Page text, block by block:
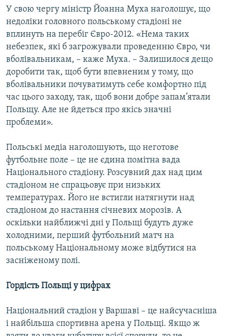
У свою чергу міністр Йоанна Муха наголошує, що
недоліки головного польському стадіоні не
вплинуть на перебіг Євро-2012. «Нема таких
небезпек, які б загрожували проведенню Євро, чи
вболівальникам, – каже Муха. – Залишилося дещо
доробити так, щоб бути впевненим у тому, що
вболівальники почуватимуть себе комфортно під
час цього заходу, так, щоб вони добре запам’ятали
Польщу. Але не йдеться про якісь значні
проблеми».
Польські медіа наголошують, що неготове
футбольне поле – це не єдина помітна вада
Національного стадіону. Розсувний дах над цим
стадіоном не спрацьовує при низьких
температурах. Його не встигли натягнути над
стадіоном до настання січневих морозів. А
оскільки найближчі дні у Польщі будуть дуже
холодними, перший футбольний матч на
польському Національному може відбутися на
засніженому полі.
Гордість Польщі у цифрах
Національний стадіон у Варшаві – це найсучасніша
і найбільша спортивна арена у Польщі. Якщо ж